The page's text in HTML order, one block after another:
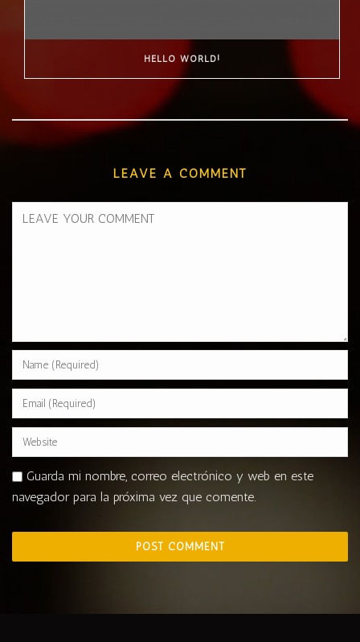
HELLO WORLD!
LEAVE A COMMENT
Guarda mi nombre, correo electrónico y web en este
navegador para la próxima vez que comente.